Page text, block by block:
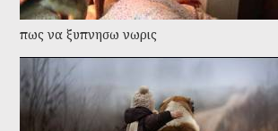
πως να ξυπνησω νωρις